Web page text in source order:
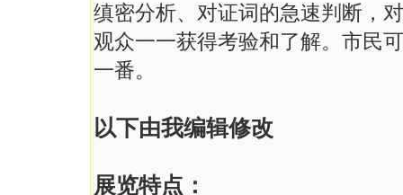
缜密分析、对证词的急速判断，
观众一一获得考验和了解。市民
一番。
以下由我编辑修改
展览特点：